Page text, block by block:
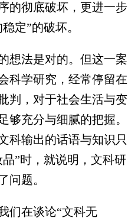
的彻底破坏，更进一步
定”的破坏。
法是对的。但这一案
科学研究，经常停留在
判，对于社会生活与变
够充分与细腻的把握。
科输出的话语与知识只
”时，就说明，文科研
问题。
在谈论“文科无